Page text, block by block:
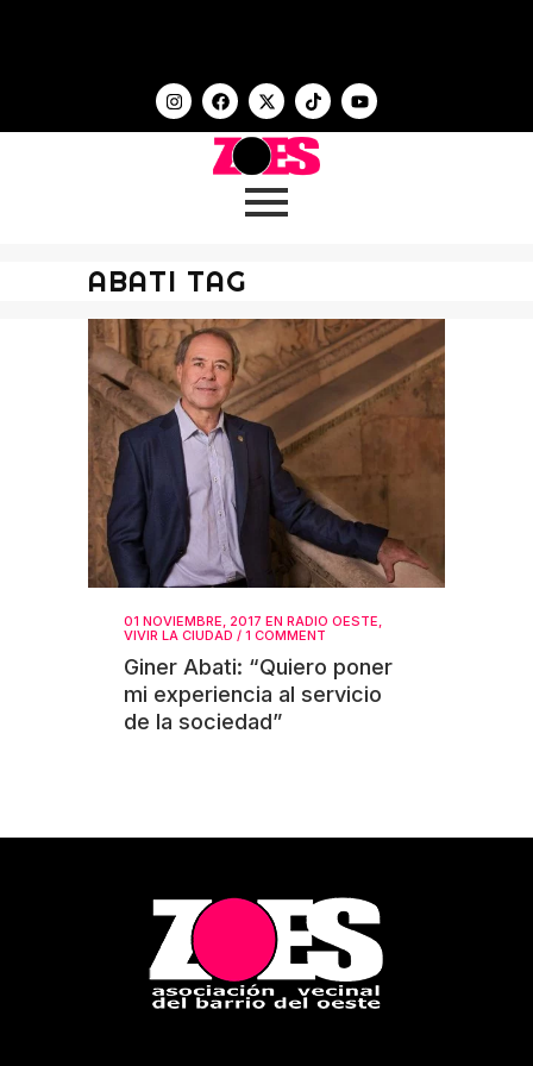
ABATI TAG
01 NOVIEMBRE, 2017 EN RADIO OESTE
VIVIR LA CIUDAD / 1 COMMENT
Giner Abati: “Quiero poner
mi experiencia al servicio
de la sociedad”